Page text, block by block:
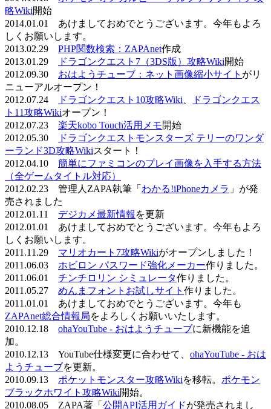
略Wiki開始
2014.01.01 あけましておめでとうございます。今年もよろ
しくお願いします。
2013.02.29 PHP関数検索：ZAPAnet作成
2013.01.29
ドラゴンクエスト7（3DS版）攻略Wiki開始
2012.09.30 おはようチューブ：ネット画像縮小サイト がリ
ニューアルオープン！
2012.07.24
ドラゴンクエスト10攻略Wiki
ドラゴンクエス
ト11攻略Wikiオープン！
2012.07.23 楽天kobo Touch活用メモ開始
2012.05.30
ドラゴンクエストモンスターズ テリーのワンダ
ーランド3D攻略Wikiスタート！
2012.04.10 簡単にファミコンのプレイ画像を入手する方法
（全ゲームタイトル対応）
2012.02.23 管理人ZAPA執筆「 わかる!iPhoneカメラ 」が発
売されました
2012.01.11 デジカメ最新情報 を更新
2012.01.01 あけましておめでとうございます。今年もよろ
しくお願いします。
2011.11.29 マリオカート7攻略Wikiがオープンしました！
2011.06.03 ホビロン パスワード強化メーカー作りました。
2011.06.01 チンチロリン シミュレータ作りました。
2011.05.27 めんまフォントお試しサイト 作りました。
2011.01.01 あけましておめでとうございます。今年も
ZAPAnet総合情報局をよろしくお願いいたします。
2010.12.18 ohaYouTube - おはようチューブに新機能を追
加。
2010.12.13 YouTube仕様変更に合わせて、 ohaYouTube - おは
ようチューブを更新。
2010.09.13 ポケットモンスター攻略Wikiを移転。 ポケモン
ブラックホワイト攻略Wiki開始。
2010.08.05 ZAPA著「 公開API活用ガイドが発売されまし